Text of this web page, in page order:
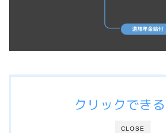
CLOSE
クリックでき